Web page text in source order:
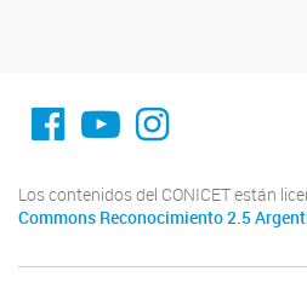
fa-facebook
YouTube
Instagram
Los contenidos del CONICET están
Commons Reconocimiento 2.5